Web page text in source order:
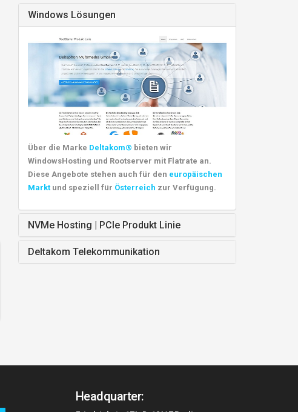
Windows Lösungen
Über die Marke Deltakom® bieten wir
WindowsHosting und Rootserver mit Flatrate an.
Diese Angebote stehen auch für den europäischen
Markt und speziell für Österreich zur Verfügung.
NVMe Hosting | PCIe Produkt Linie
Deltakom Telekommunikation
Headquarter: